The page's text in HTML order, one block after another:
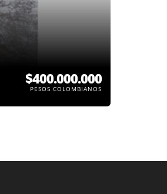
$400.000.000
PESOS COLOMBIANOS